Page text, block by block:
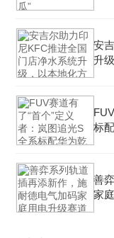
安
升
标
善
家